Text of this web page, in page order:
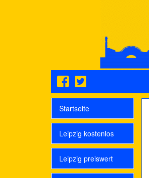
Startseite
Leipzig kostenlos
Leipzig preiswert